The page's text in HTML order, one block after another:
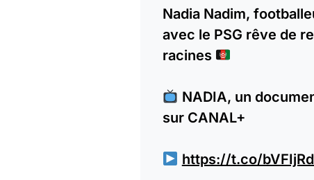
Nadia Nadim,
avec le PSG rêve de
racines
NADIA, un
sur CANAL+
https://t.co/